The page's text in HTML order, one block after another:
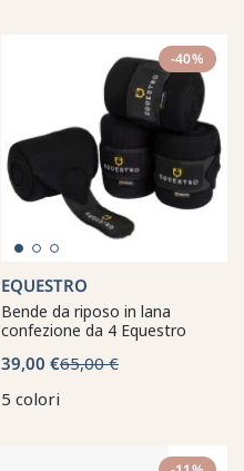
-40%
EQUESTRO
Bende da riposo in lana
confezione da 4 Equestro
39,00 €65,00 €
5 colori